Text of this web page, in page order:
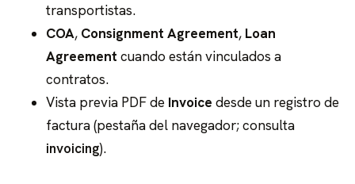
transportistas.
COA, Consignment Agreement, Loan
Agreement cuando están vinculados a
contratos.
Vista previa PDF de Invoice desde un registro de
factura (pestaña del navegador; consulta
invoicing).